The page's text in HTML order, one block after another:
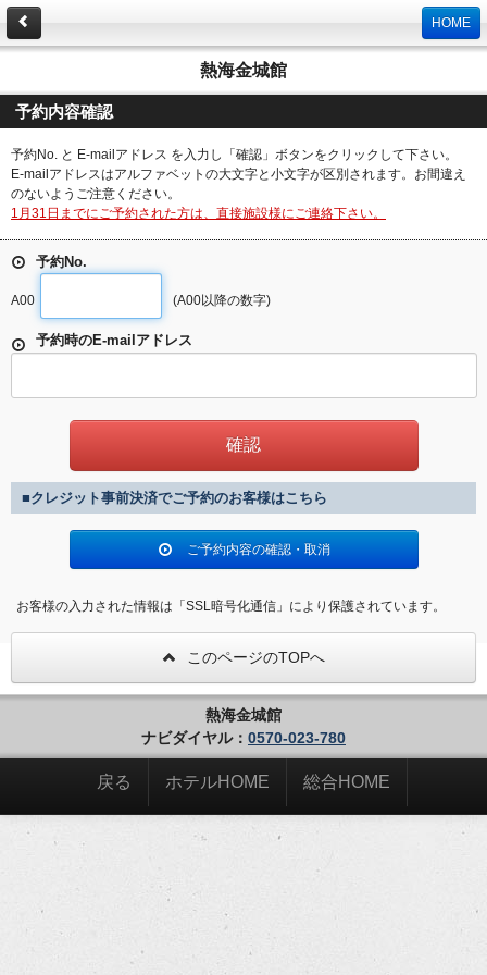
HOME
熱海金城館
予約内容確認
予約No. と E-mailアドレス を入力し「確認」ボタンをクリックして下さい。
E-mailアドレスはアルファベットの大文字と小文字が区別されます。お間違え
のないようご注意ください。
1月31日までにご予約された方は、直接施設様にご連絡下さい。
予約No.
A00 (A00以降の数字)
予約時のE-mailアドレス
■クレジット事前決済でご予約のお客様はこちら
ご予約内容の確認・取消
お客様の入力された情報は「SSL暗号化通信」により保護されています。
このページのTOPへ
熱海金城館
ナビダイヤル： 0570-023-780
戻る ホテルHOME 総合HOME